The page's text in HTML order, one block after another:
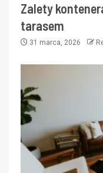
Zalety
tarasem
31 marca, 2026